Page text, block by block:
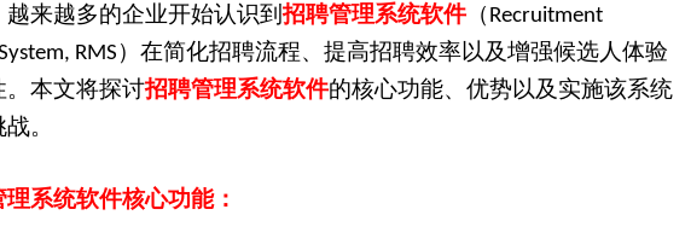
来越多的企业开始认识到招聘管理系统软件 （ Recruitment
RMS ）在简化招聘流程、提高招聘效率以及增强候选人体验
本文将探讨招聘管理系统软件的核心功能、优势以及实施该系统
。
理系统软件核心功能：